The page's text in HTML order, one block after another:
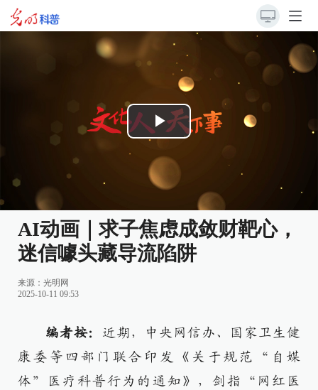
Play
Video
AI动画｜求子焦虑成敛财靶心，
迷信噱头藏导流陷阱
来源： 光明网
2025-10-11 09:53
编者按： 近期，中央网信办、国家卫生健
康委等四部门联合印发《关于规范“自媒
体”医疗科普行为的通知》，剑指“网红医